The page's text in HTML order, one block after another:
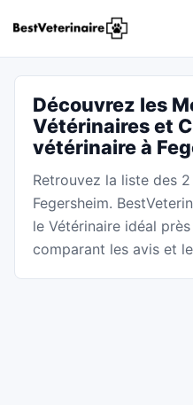
Découvrez les
Vétérinaires et
vétérinaire à
Retrouvez la liste des
Fegersheim.
le Vétérinaire idéal
comparant les avis et